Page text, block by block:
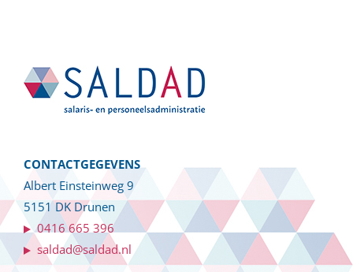
CONTACTGEGEVENS
Albert Einsteinweg 9
5151 DK Drunen
0416 665 396
saldad@saldad.nl